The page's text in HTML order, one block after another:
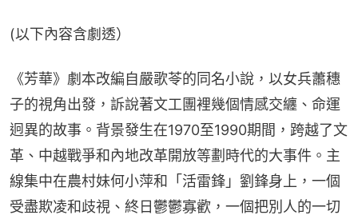
(以下內容含劇透）
《芳華》劇本改編自嚴歌苓的同名小說，以女兵蕭穗
子的視角出發，訴說著文工團裡幾個情感交纏、命運
迥異的故事。背景發生在1970至1990期間，跨越了文
革、中越戰爭和內地改革開放等劃時代的大事件。主
線集中在農村妹何小萍和「活雷鋒」劉鋒身上，一個
受盡欺凌和歧視、終日鬱鬱寡歡，一個把別人的一切